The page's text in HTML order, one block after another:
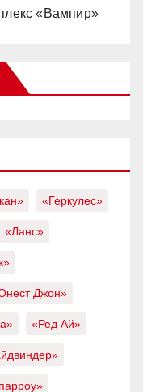
«Вампир»
«Геркулес»
«Ланс»
Джон»
«Ред Ай»